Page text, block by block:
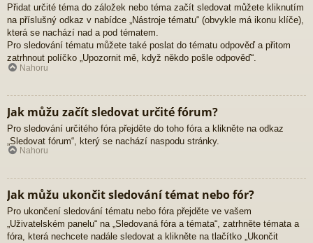
Přidat určité téma do záložek nebo téma začít sledovat můžete kliknutím
na příslušný odkaz v nabídce „Nástroje tématu“ (obvykle má ikonu klíče),
která se nachází nad a pod tématem.
Pro sledování tématu můžete také poslat do tématu odpověď a přitom
zatrhnout políčko „Upozornit mě, když někdo pošle odpověď“.
Nahoru
Jak můžu začít sledovat určité fórum?
Pro sledování určitého fóra přejděte do toho fóra a klikněte na odkaz
„Sledovat fórum“, který se nachází naspodu stránky.
Nahoru
Jak můžu ukončit sledování témat nebo fór?
Pro ukončení sledování tématu nebo fóra přejděte ve vašem
„Uživatelském panelu“ na „Sledovaná fóra a témata“, zatrhněte témata a
fóra, která nechcete nadále sledovat a klikněte na tlačítko „Ukončit